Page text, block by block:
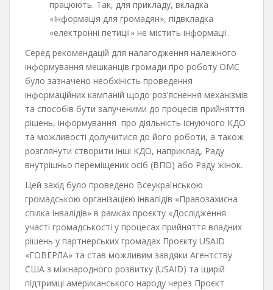
працюють. Так, для прикладу, вкладка
«Інформація для громадян», підвкладка
«електронні петиції» не містить інформації.
Серед рекомендацій для налагодження належного
інформування мешканців громади про роботу ОМС
було зазначено необхіність проведення
інформаційних кампаній щодо роз’яснення механізмів
та способів бути залученими до процесів прийняття
рішень, інформування про діяльність існуючого КДО
та можливості долучитися до його роботи, а також
розглянути створити інші КДО, наприклад, Раду
внутрішньо переміщених осіб (ВПО) або Раду жінок.
Цей захід було проведено Всеукраїнською
громадською організацією інвалідів «Правозахисна
спілка інвалідів» в рамках проєкту «Дослідження
участі громадськості у процесах прийняття владних
рішень у партнерських громадах Проєкту USAID
«ГОВЕРЛА» та став можливим завдяки Агентству
США з міжнародного розвитку (USAID) та щирій
підтримці американського народу через Проєкт